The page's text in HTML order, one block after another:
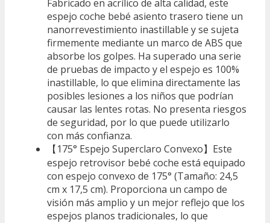
Fabricado en acrílico de alta calidad, este
espejo coche bebé asiento trasero tiene un
nanorrevestimiento inastillable y se sujeta
firmemente mediante un marco de ABS que
absorbe los golpes. Ha superado una serie
de pruebas de impacto y el espejo es 100%
inastillable, lo que elimina directamente las
posibles lesiones a los niños que podrían
causar las lentes rotas. No presenta riesgos
de seguridad, por lo que puede utilizarlo
con más confianza.
【175° Espejo Superclaro Convexo】Este
espejo retrovisor bebé coche está equipado
con espejo convexo de 175° (Tamaño: 24,5
cm x 17,5 cm). Proporciona un campo de
visión más amplio y un mejor reflejo que los
espejos planos tradicionales, lo que